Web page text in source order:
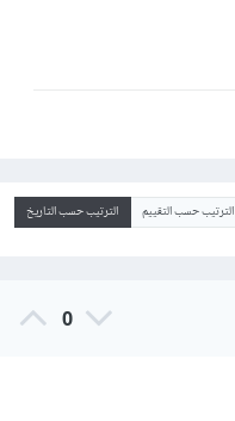
الترتيب حسب التقييم الترتيب حسب التاريخ
0